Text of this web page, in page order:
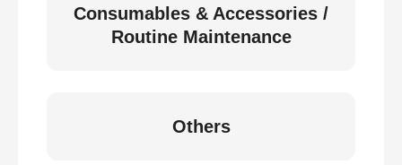
Consumables & Accessories /
Routine Maintenance
Others